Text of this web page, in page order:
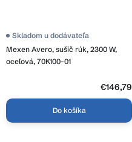
Mexen Avero, sušič rúk, 2300 W,
oceľová, 70K100-01
Skladom u dodávateľa
€146,79
Do košíka